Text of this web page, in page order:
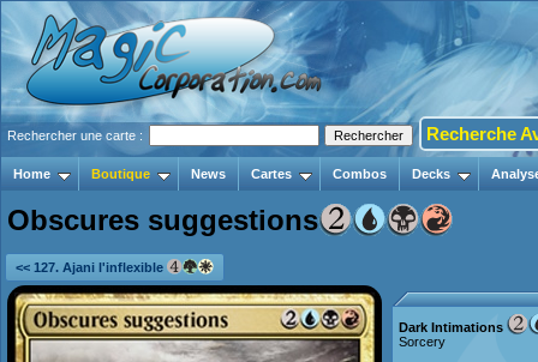
Rechercher une carte : Recherche
Home Boutique News Cartes Combos Decks
Obscures suggestions
<< 127. Ajani l'inflexible
Dark Intimations
Sorcery